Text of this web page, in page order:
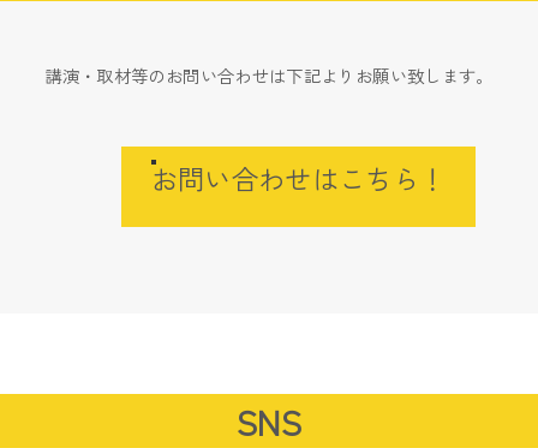
講演・取材等のお問い合わせは下記よりお願い致します。
お問い合わせはこちら！
SNS